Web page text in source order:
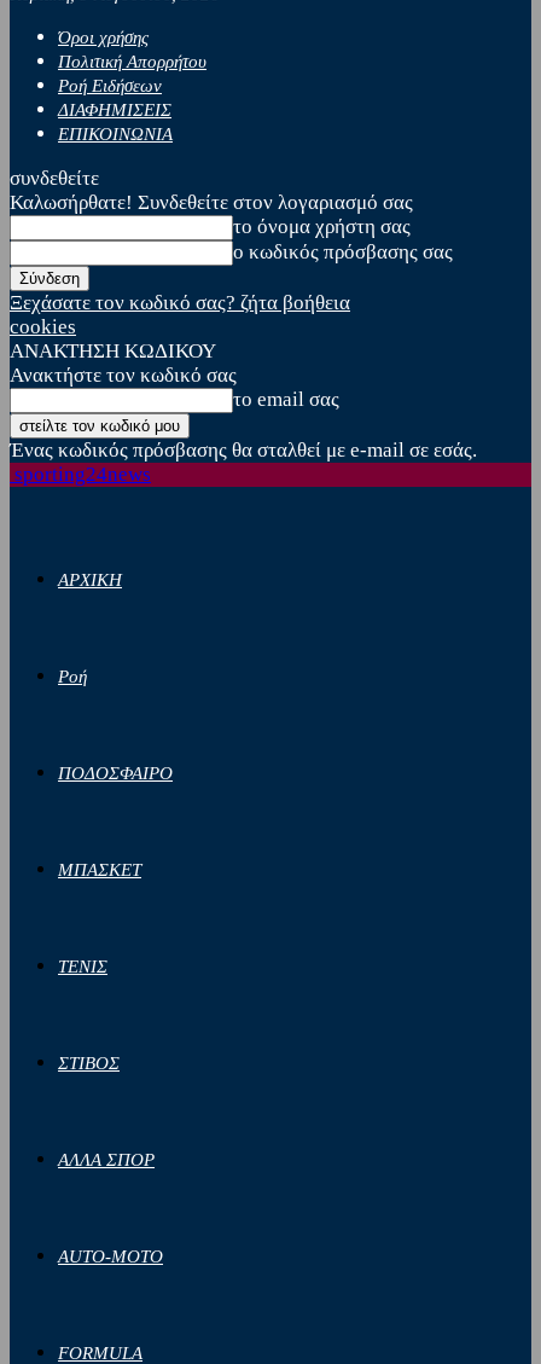
Όροι χρήσης
Πολιτική Απορρήτου
Ροή Ειδήσεων
ΔΙΑΦΗΜΙΣΕΙΣ
ΕΠΙΚΟΙΝΩΝΙΑ
συνδεθείτε
Καλωσήρθατε! Συνδεθείτε στον λογαριασμό σας
το όνομα χρήστη σας
ο κωδικός πρόσβασης σας
Ξεχάσατε τον κωδικό σας? ζήτα βοήθεια
cookies
ΑΝΑΚΤΗΣΗ ΚΩΔΙΚΟΥ
Ανακτήστε τον κωδικό σας
το email σας
Ένας κωδικός πρόσβασης θα σταλθεί με e-mail σε εσάς.
sporting24news
ΑΡΧΙΚΗ
Ροή
ΠΟΔΟΣΦΑΙΡΟ
ΜΠΑΣΚΕΤ
ΤΕΝΙΣ
ΣΤΙΒΟΣ
ΑΛΛΑ ΣΠΟΡ
AUTO-MOTO
FORMULA